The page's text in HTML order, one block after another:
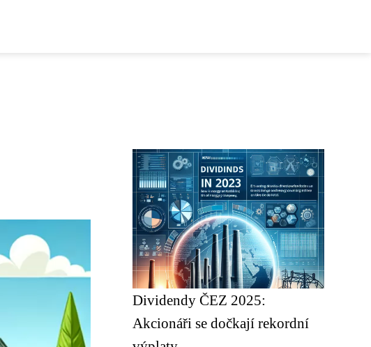
Dividendy ČEZ 2025:
Akcionáři se dočkají rekordní